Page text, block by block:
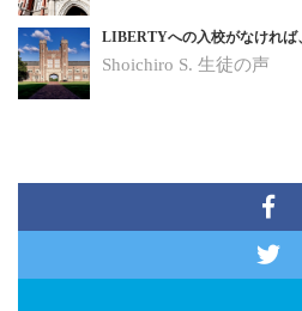
LIBERTYへの入校がなければ
Shoichiro S. 生徒の声